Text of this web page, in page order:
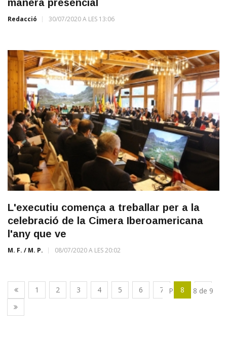
manera presencial
Redacció 30/07/2020 A LES 13:06
L'executiu comença a treballar per a la
celebració de la Cimera Iberoamericana
l'any que ve
M. F. / M. P. 08/07/2020 A LES 20:02
1 2 3 4 5 6 7 8 9
Pàgina 8 de 9